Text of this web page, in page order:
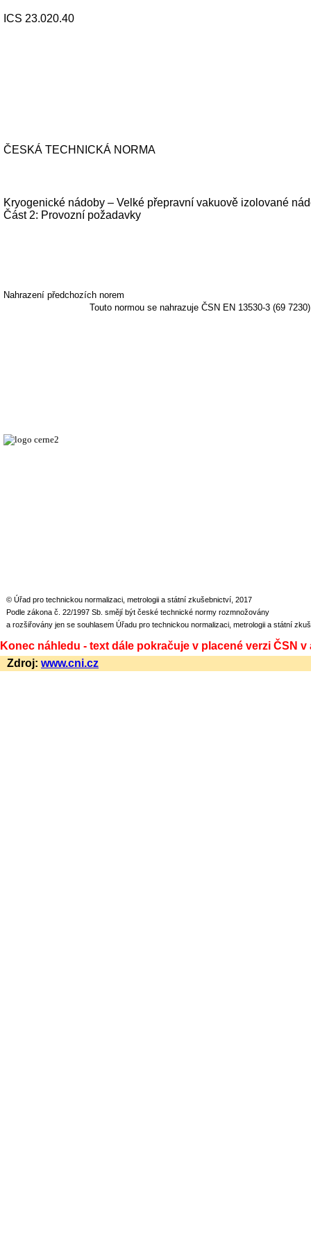
ICS 23.020.40
ČESKÁ TECHNICKÁ NORMA
Kryogenické nádoby – Velké přepravní vakuově izolované
Část 2: Provozní požadavky
Nahrazení předchozích norem
Touto normou se nahrazuje ČSN EN 13530-3 (69
© Úřad pro technickou normalizaci, metrologii a státní zkušebnictví, 2017
Podle zákona č. 22/1997 Sb. smějí být české technické normy rozmnožovány
a rozšiřovány jen se souhlasem Úřadu pro technickou normalizaci, metrologii a státní
Konec náhledu - text dále pokračuje v placené verzi ČSN
Zdroj: www.cni.cz